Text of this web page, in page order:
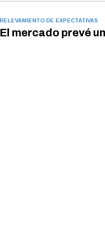
RELEVAMIENTO DE EXPECTATIVAS
El mercado prevé